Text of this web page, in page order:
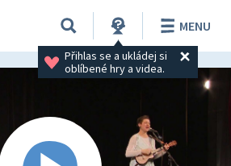
Přihlas se a ukládej si
oblíbené hry a videa.
MENU